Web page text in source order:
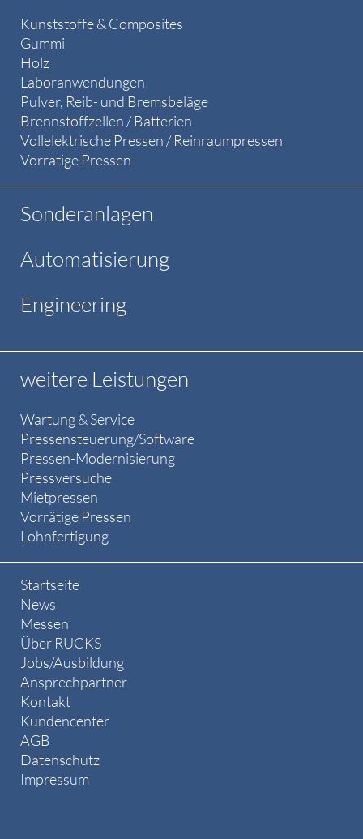
Kunststoffe & Composites
Gummi
Holz
Laboranwendungen
Pulver, Reib- und Bremsbeläge
Brennstoffzellen / Batterien
Vollelektrische Pressen / Reinraumpressen
Vorrätige Pressen
Sonderanlagen
Automatisierung
Engineering
weitere Leistungen
Wartung & Service
Pressensteuerung/Software
Pressen-Modernisierung
Pressversuche
Mietpressen
Vorrätige Pressen
Lohnfertigung
Startseite
News
Messen
Über RUCKS
Jobs/Ausbildung
Ansprechpartner
Kontakt
Kundencenter
AGB
Datenschutz
Impressum